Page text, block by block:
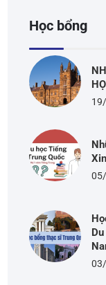
Học bổng